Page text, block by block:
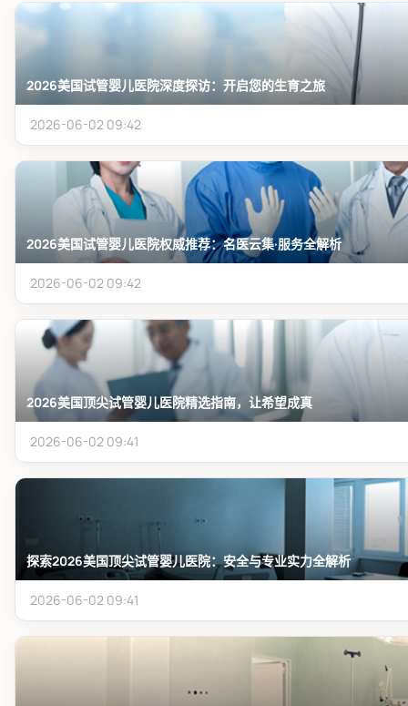
2026美国试管婴儿医院深度探访：开启您的生育之旅
2026-06-02 09:42
2026美国试管婴儿医院权威推荐：名医云集·服务全解析
2026-06-02 09:42
2026美国顶尖试管婴儿医院精选指南，让希望成真
2026-06-02 09:41
探索2026美国顶尖试管婴儿医院：安全与专业实力全解析
2026-06-02 09:41